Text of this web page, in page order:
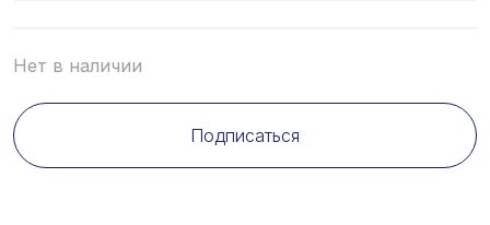
Нет в наличии
Подписаться